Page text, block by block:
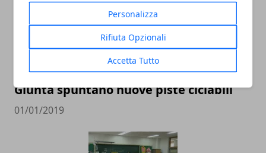
Personalizza
Rifiuta Opzionali
Accetta Tutto
Avellino si rinnova: tra i progetti della
Giunta spuntano nuove piste ciclabili
01/01/2019